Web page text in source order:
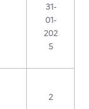
31-
01-
202
5
2